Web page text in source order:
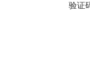
验证